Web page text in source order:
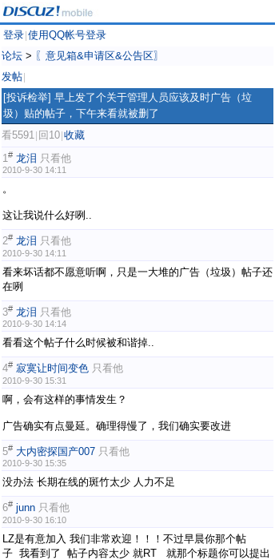
登录 使用QQ帐号登录
论坛 > 〖意见箱&申请区&公告区〗
发帖
[投诉检举] 早上发了个关于管理人员应该及时广告（垃
圾）贴的帖子，下午来看就被删了
看5591 回10 收藏
1# 龙泪 只看他
2010-9-30 14:11
。
这让我说什么好咧..
2# 龙泪 只看他
2010-9-30 14:11
看来坏话都不愿意听啊，只是一大堆的广告（垃圾）帖子还
在咧
3# 龙泪 只看他
2010-9-30 14:14
看看这个帖子什么时候被和谐掉..
4# 寂寞让时间变色 只看他
2010-9-30 15:31
啊，会有这样的事情发生？
广告确实有点曼延。确理得慢了，我们确实要改进
5# 大内密探国产007 只看他
2010-9-30 15:35
没办法 长期在线的斑竹太少 人力不足
6# junn 只看他
2010-9-30 16:10
LZ是有意加入 我们非常欢迎！！！不过早晨你那个帖
子 我看到了 帖子内容太少 就RT 就那个标题你可以提出